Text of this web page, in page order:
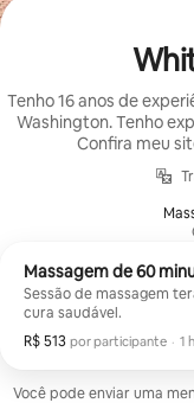
Tenho 16 anos de
Washington. Tenho
Confira meu
Massagem de 60
Sessão de massagem
cura saudável.
R$ 513 por participante
R$ 513 por participante
, · 1
Você pode enviar uma